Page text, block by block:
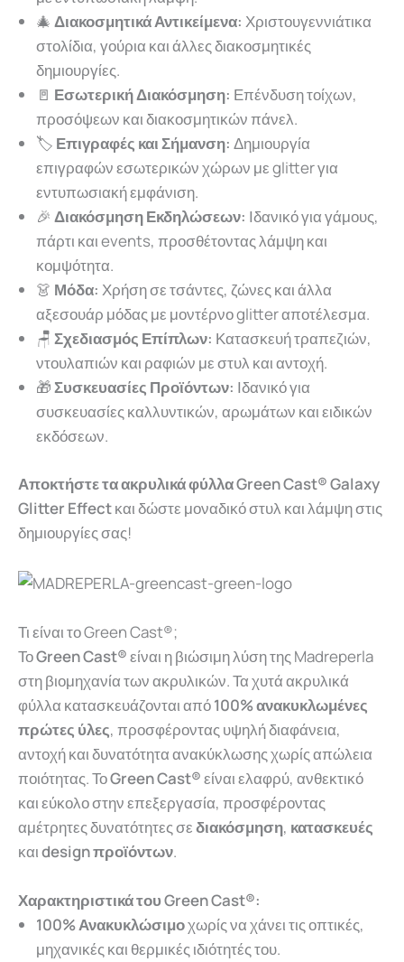
🎄 Διακοσμητικά Αντικείμενα: Χριστουγεννιάτικα
στολίδια, γούρια και άλλες διακοσμητικές
δημιουργίες.
🚪 Εσωτερική Διακόσμηση: Επένδυση τοίχων,
προσόψεων και διακοσμητικών πάνελ.
🏷️ Επιγραφές και Σήμανση: Δημιουργία
επιγραφών εσωτερικών χώρων με glitter για
εντυπωσιακή εμφάνιση.
🎉 Διακόσμηση Εκδηλώσεων: Ιδανικό για γάμους,
πάρτι και events, προσθέτοντας λάμψη και
κομψότητα.
👗 Μόδα: Χρήση σε τσάντες, ζώνες και άλλα
αξεσουάρ μόδας με μοντέρνο glitter αποτέλεσμα.
🪑 Σχεδιασμός Επίπλων: Κατασκευή τραπεζιών,
ντουλαπιών και ραφιών με στυλ και αντοχή.
🎁Συσκευασίες Προϊόντων: Ιδανικό για
συσκευασίες καλλυντικών, αρωμάτων και ειδικών
εκδόσεων.
Αποκτήστε τα ακρυλικά φύλλα Green Cast® Galaxy
Glitter Effectκαι δώστε μοναδικό στυλ και λάμψη στις
δημιουργίες σας!
Τι είναι το Green Cast®;
ΤοGreen Cast®είναι η βιώσιμη λύση της Madreperla
στη βιομηχανία των ακρυλικών. Τα χυτά ακρυλικά
φύλλα κατασκευάζονται από100% ανακυκλωμένες
πρώτες ύλες, προσφέροντας υψηλή διαφάνεια,
αντοχή και δυνατότητα ανακύκλωσης χωρίς απώλεια
ποιότητας. ΤοGreen Cast®είναι ελαφρύ, ανθεκτικό
και εύκολο στην επεξεργασία, προσφέροντας
αμέτρητες δυνατότητες σεδιακόσμηση, κατασκευές
καιdesign προϊόντων.
Χαρακτηριστικά του Green Cast®:
100% Ανακυκλώσιμοχωρίς να χάνει τις οπτικές,
μηχανικές και θερμικές ιδιότητές του.